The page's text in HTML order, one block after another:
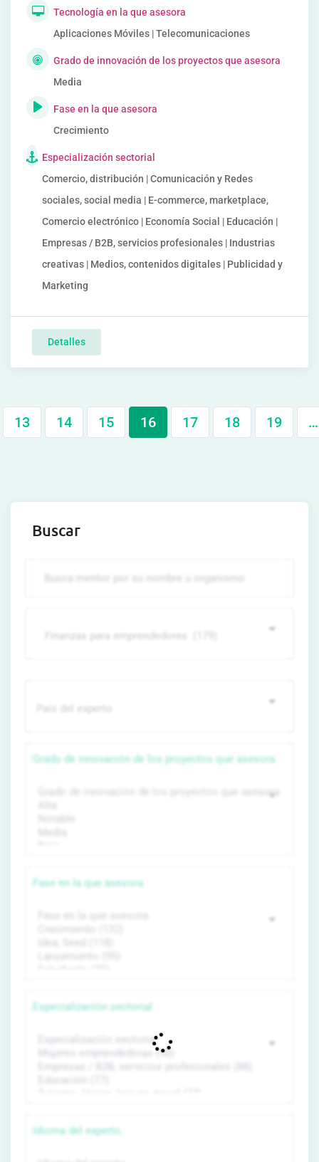
Tecnología en la que asesora
Aplicaciones Móviles | Telecomunicaciones
Grado de innovación de los proyectos que asesora
Media
Fase en la que asesora
Crecimiento
Especialización sectorial
Comercio, distribución | Comunicación y Redes
sociales, social media | E-commerce, marketplace,
Comercio electrónico | Economía Social | Educación |
Empresas / B2B, servicios profesionales | Industrias
creativas | Medios, contenidos digitales | Publicidad y
Marketing
Detalles
13 14 15 16 17 18 19 …
Buscar
Grado de innovación de los proyectos que asesora
Fase en la que asesora
Especialización sectorial
Idioma del experto